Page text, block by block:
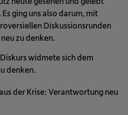
ging uns also darum, mit
Diskussionsrunden
zu denken.
widmete sich dem
denken.
der Krise: Verantwortung neu